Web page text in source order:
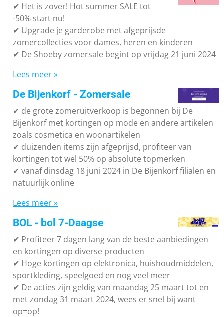
✔ Het is zover! Hot summer SALE tot
-50% start nu!
✔ Upgrade je garderobe met afgeprijsde
zomercollecties voor dames, heren en kinderen
✔ De Shoeby zomersale begint op vrijdag 21 juni 2024
Lees meer »
De Bijenkorf - Zomersale
✔ de grote zomeruitverkoop is begonnen bij De
Bijenkorf met kortingen op mode en andere artikelen
zoals cosmetica en woonartikelen
✔ duizenden items zijn afgeprijsd, profiteer van
kortingen tot wel 50% op absolute topmerken
✔ vanaf dinsdag 18 juni 2024 in De Bijenkorf filialen en
natuurlijk online
Lees meer »
BOL - bol 7-Daagse
✔ Profiteer 7 dagen lang van de beste aanbiedingen
en kortingen op diverse producten
✔ Hoge kortingen op elektronica, huishoudmiddelen,
sportkleding, speelgoed en nog veel meer
✔ De acties zijn geldig van maandag 25 maart tot en
met zondag 31 maart 2024, wees er snel bij want
op=op!